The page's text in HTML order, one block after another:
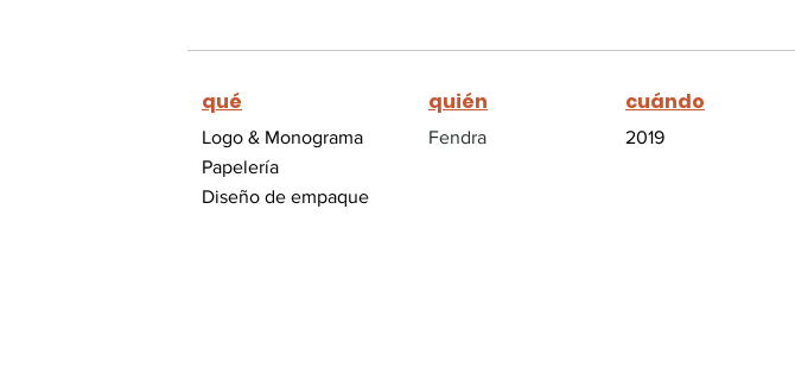
qué
Logo & Monograma
Papelería
Diseño de empaque
quién
Fendra
cuándo
2019